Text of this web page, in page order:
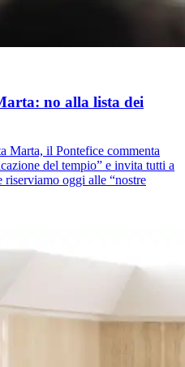
no alla lista dei
Marta, il Pontefice commenta
del tempio” e invita tutti a
oggi alle “nostre